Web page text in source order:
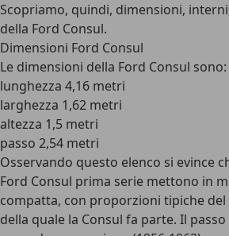
Scopriamo, quindi, dimensioni,
della Ford Consul.
Dimensioni Ford Consul
Le dimensioni della Ford Consul sono:
lunghezza 4,16 metri
larghezza 1,62 metri
altezza 1,5 metri
passo 2,54 metri
Osservando questo elenco si evince
Ford Consul prima serie mettono in
compatta, con proporzioni tipiche
della quale la Consul fa parte. Il